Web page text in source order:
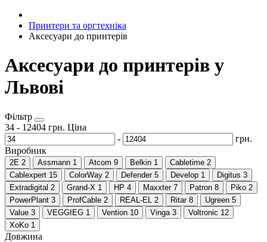
Принтери та оргтехніка
Аксесуари до принтерів
Аксесуари до принтерів у
Львові
Фільтр
34 - 12404 грн. Ціна
-
грн.
Виробник
2E 2 Assmann 1 Atcom 9 Belkin 1 Cabletime 2
Cablexpert 15 ColorWay 2 Defender 5 Develop 1 Digitus 3
Extradigital 2 Grand-X 1 HP 4 Maxxter 7 Patron 8 Piko 2
PowerPlant 3 ProfCable 2 REAL-EL 2 Ritar 8 Ugreen 5
Value 3 VEGGIEG 1 Vention 10 Vinga 3 Voltronic 12
XoKo 1
Довжина